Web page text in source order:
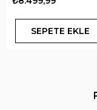
SEPETE EKLE